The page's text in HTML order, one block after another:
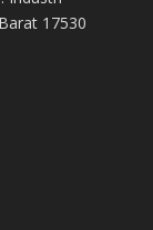
17530